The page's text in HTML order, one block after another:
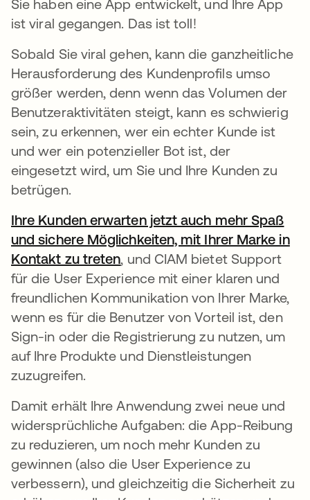
Sie haben eine App entwickelt, und Ihre App
ist viral gegangen. Das ist toll!
Sobald Sie viral gehen, kann die ganzheitliche
Herausforderung des Kundenprofils umso
größer werden, denn wenn das Volumen der
Benutzeraktivitäten steigt, kann es schwierig
sein, zu erkennen, wer ein echter Kunde ist
und wer ein potenzieller Bot ist, der
eingesetzt wird, um Sie und Ihre Kunden zu
betrügen.
Ihre Kunden erwarten jetzt auch mehr Spaß
und sichere Möglichkeiten, mit Ihrer Marke in
Kontakt zu tretenwird in einer neuen
, und CIAM bietet Support
für die User Experience mit einer klaren und
freundlichen Kommunikation von Ihrer Marke,
wenn es für die Benutzer von Vorteil ist, den
Sign-in oder die Registrierung zu nutzen, um
auf Ihre Produkte und Dienstleistungen
zuzugreifen.
Damit erhält Ihre Anwendung zwei neue und
widersprüchliche Aufgaben: die App-Reibung
zu reduzieren, um noch mehr Kunden zu
gewinnen (also die User Experience zu
verbessern), und gleichzeitig die Sicherheit zu